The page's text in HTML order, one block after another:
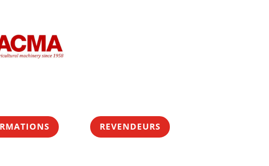
REVENDEURS